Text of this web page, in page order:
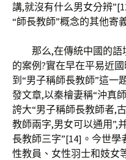
講,就沒有什么男女分辨
“師長教師”概念的其他寄
那么,在傳統中國的語
的案例?實在早在平易近
到“男子稱師長教師”這一
發文章,以秦檜妻稱“沖真
誇大“男子稱師長教師者,
教師兩字,男女可以通用”,
長教師三字”[14]。今世
性教員、女性羽士和妓女